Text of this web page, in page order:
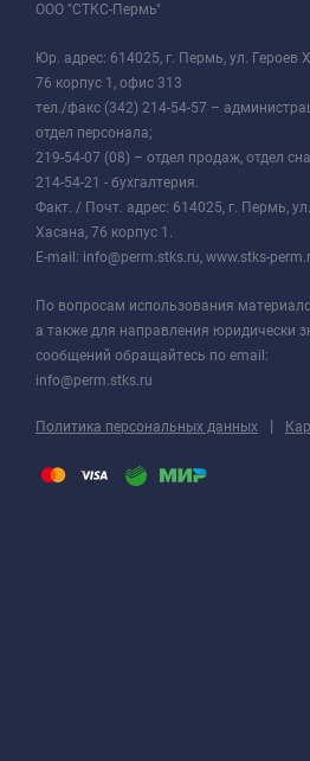
ООО "СТКС-Пермь"
Юр. адрес: 614025, г. Пермь, ул. Героев
76 корпус 1, офис 313
тел./факс (342) 214-54-57 –
отдел персонала;
219-54-07 (08) – отдел продаж, отдел
214-54-21 - бухгалтерия.
Факт. / Почт. адрес: 614025, г. Пермь,
Хасана, 76 корпус 1.
E-mail: info@perm.stks.ru, www.stks-
По вопросам использования
а также для направления юридически
сообщений обращайтесь по email:
info@perm.stks.ru
Политика персональных данных |